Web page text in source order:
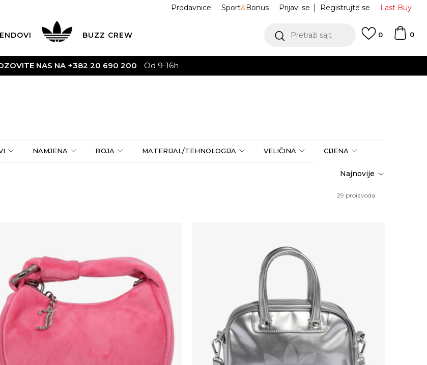
Last Buy
Prijavi se Registrujte se
Prodavnice Sport&Bonus
BUZZ CREW Pretraži sajt 0
0
NAS NA +382 20 690 200 Od 9-16h
NAMJENA BOJA MATERIJAL/TEHNOLOGIJA VELIČINA CIJENA
29 proizvoda